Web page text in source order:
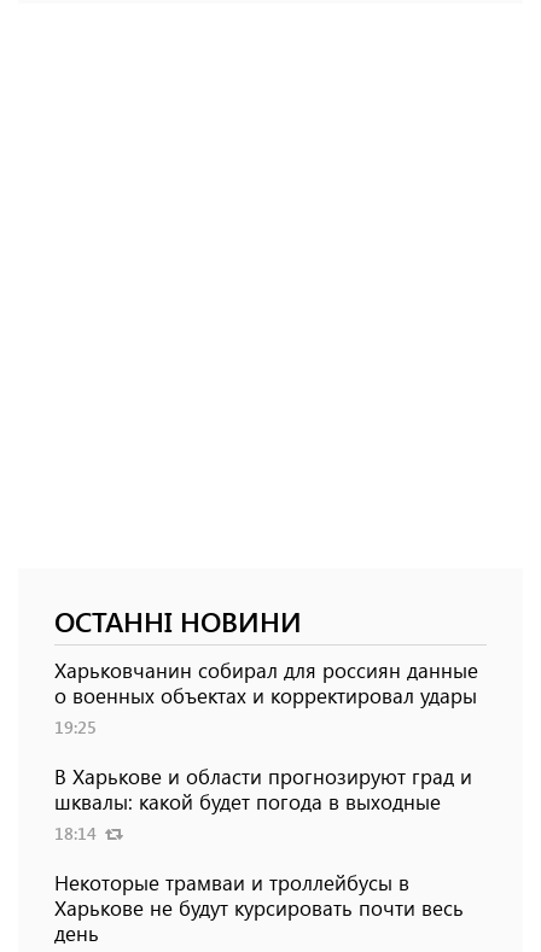
ОСТАННІ НОВИНИ
Харьковчанин собирал для россиян данные
о военных объектах и ​​корректировал удары
19:25
В Харькове и области прогнозируют град и
шквалы: какой будет погода в выходные
18:14
Некоторые трамваи и троллейбусы в
Харькове не будут курсировать почти весь
день